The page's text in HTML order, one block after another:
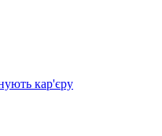
кар'єру